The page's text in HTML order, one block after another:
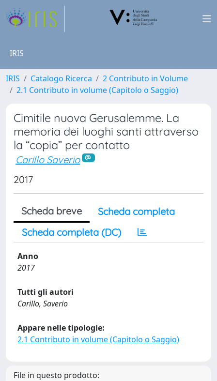
IRIS
IRIS Catalogo Ricerca
2 Contributo in Volume
2.1 Contributo in volume (Capitolo o Saggio)
Cimitile nuova Gerusalemme. La
memoria dei luoghi santi attraverso
la “copia” per contatto
Carillo Saverio
2017
Scheda breve
Scheda completa
Scheda completa (DC)
Anno
2017
Tutti gli autori
Carillo, Saverio
Appare nelle tipologie:
2.1 Contributo in volume (Capitolo o Saggio)
File in questo prodotto: